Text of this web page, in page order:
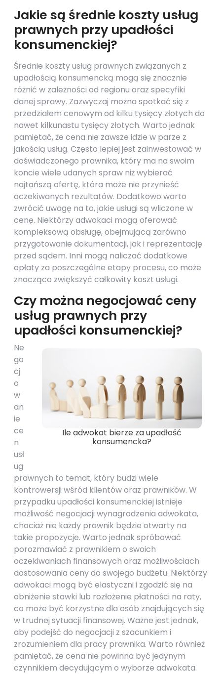
Jakie są średnie koszty usług
prawnych przy upadłości
konsumenckiej?
Średnie koszty usług prawnych związanych z
upadłością konsumencką mogą się znacznie
różnić w zależności od regionu oraz specyfiki
danej sprawy. Zazwyczaj można spotkać się z
przedziałem cenowym od kilku tysięcy złotych do
nawet kilkunastu tysięcy złotych. Warto jednak
pamiętać, że cena nie zawsze idzie w parze z
jakością usług. Często lepiej jest zainwestować w
doświadczonego prawnika, który ma na swoim
koncie wiele udanych spraw niż wybierać
najtańszą ofertę, która może nie przynieść
oczekiwanych rezultatów. Dodatkowo warto
zwrócić uwagę na to, jakie usługi są wliczone w
cenę. Niektórzy adwokaci mogą oferować
kompleksową obsługę, obejmującą zarówno
przygotowanie dokumentacji, jak i reprezentację
przed sądem. Inni mogą naliczać dodatkowe
opłaty za poszczególne etapy procesu, co może
znacząco zwiększyć całkowity koszt usługi.
Czy można negocjować ceny
usług prawnych przy
upadłości konsumenckiej?
Ile adwokat bierze za upadłość
konsumencka?
Ne
go
cj
o
w
an
ie
ce
n
usł
ug
prawnych to temat, który budzi wiele
kontrowersji wśród klientów oraz prawników. W
przypadku upadłości konsumenckiej istnieje
możliwość negocjacji wynagrodzenia adwokata,
chociaż nie każdy prawnik będzie otwarty na
takie propozycje. Warto jednak spróbować
porozmawiać z prawnikiem o swoich
oczekiwaniach finansowych oraz możliwościach
dostosowania ceny do swojego budżetu. Niektórzy
adwokaci mogą być elastyczni i zgodzić się na
obniżenie stawki lub rozłożenie płatności na raty,
co może być korzystne dla osób znajdujących się
w trudnej sytuacji finansowej. Ważne jest jednak,
aby podejść do negocjacji z szacunkiem i
zrozumieniem dla pracy prawnika. Warto również
pamiętać, że cena nie powinna być jedynym
czynnikiem decydującym o wyborze adwokata.